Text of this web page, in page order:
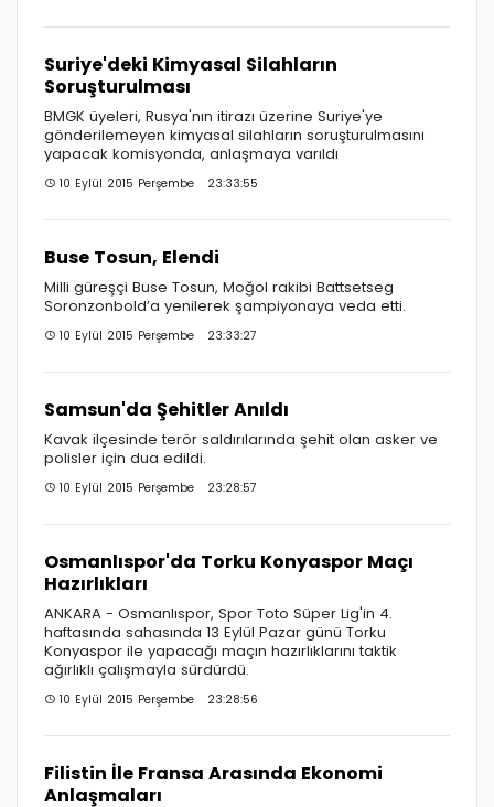
Suriye'deki Kimyasal Silahların
Soruşturulması
BMGK üyeleri, Rusya'nın itirazı üzerine Suriye'ye
gönderilemeyen kimyasal silahların soruşturulmasını
yapacak komisyonda, anlaşmaya varıldı
10 Eylül 2015 Perşembe 23:33:55
Buse Tosun, Elendi
Milli güreşçi Buse Tosun, Moğol rakibi Battsetseg
Soronzonbold’a yenilerek şampiyonaya veda etti.
10 Eylül 2015 Perşembe 23:33:27
Samsun'da Şehitler Anıldı
Kavak ilçesinde terör saldırılarında şehit olan asker ve
polisler için dua edildi.
10 Eylül 2015 Perşembe 23:28:57
Osmanlıspor'da Torku Konyaspor Maçı
Hazırlıkları
ANKARA - Osmanlıspor, Spor Toto Süper Lig'in 4.
haftasında sahasında 13 Eylül Pazar günü Torku
Konyaspor ile yapacağı maçın hazırlıklarını taktik
ağırlıklı çalışmayla sürdürdü.
10 Eylül 2015 Perşembe 23:28:56
Filistin İle Fransa Arasında Ekonomi
Anlaşmaları